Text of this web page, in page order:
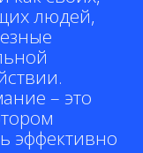
людей,
– это
эффективно